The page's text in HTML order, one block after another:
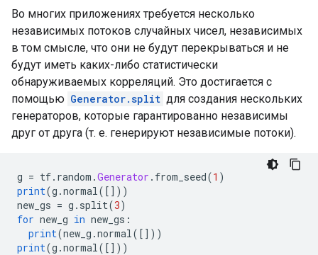
Во многих приложениях требуется несколько
независимых потоков случайных чисел, независимых
в том смысле, что они не будут перекрываться и не
будут иметь каких-либо статистически
обнаруживаемых корреляций. Это достигается с
помощью Generator.split для создания нескольких
генераторов, которые гарантированно независимы
друг от друга (т. е. генерируют независимые потоки).
g = tf. random .Generator . from_seed(1 )
print(g .normal([]))
new_gs = g . split(3)
for new_g in new_gs :
print(new_g .normal([]))
print(g .normal([]))